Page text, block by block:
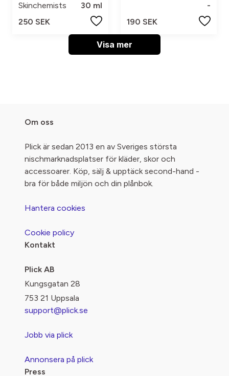
Skinchemists
30 ml
250 SEK
-
190 SEK
Visa mer
Om oss
Plick är sedan 2013 en av Sveriges största
nischmarknadsplatser för kläder, skor och
accessoarer. Köp, sälj & upptäck second-hand -
bra för både miljön och din plånbok.
Hantera cookies
Cookie policy
Kontakt
Plick AB
Kungsgatan 28
753 21 Uppsala
support@plick.se
Jobb via plick
Annonsera på plick
Press